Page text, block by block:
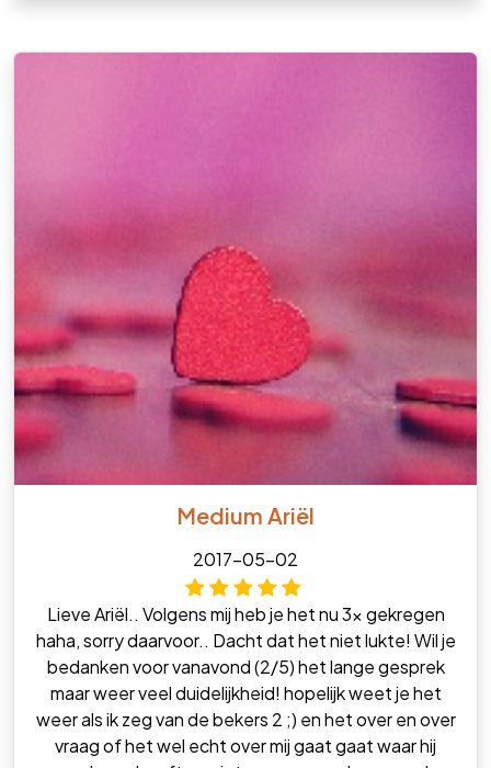
Medium Ariël
2017-05-02
Lieve Ariël.. Volgens mij heb je het nu 3x gekregen
haha, sorry daarvoor.. Dacht dat het niet lukte! Wil je
bedanken voor vanavond (2/5) het lange gesprek
maar weer veel duidelijkheid! hopelijk weet je het
weer als ik zeg van de bekers 2 ;) en het over en over
vraag of het wel echt over mij gaat gaat waar hij